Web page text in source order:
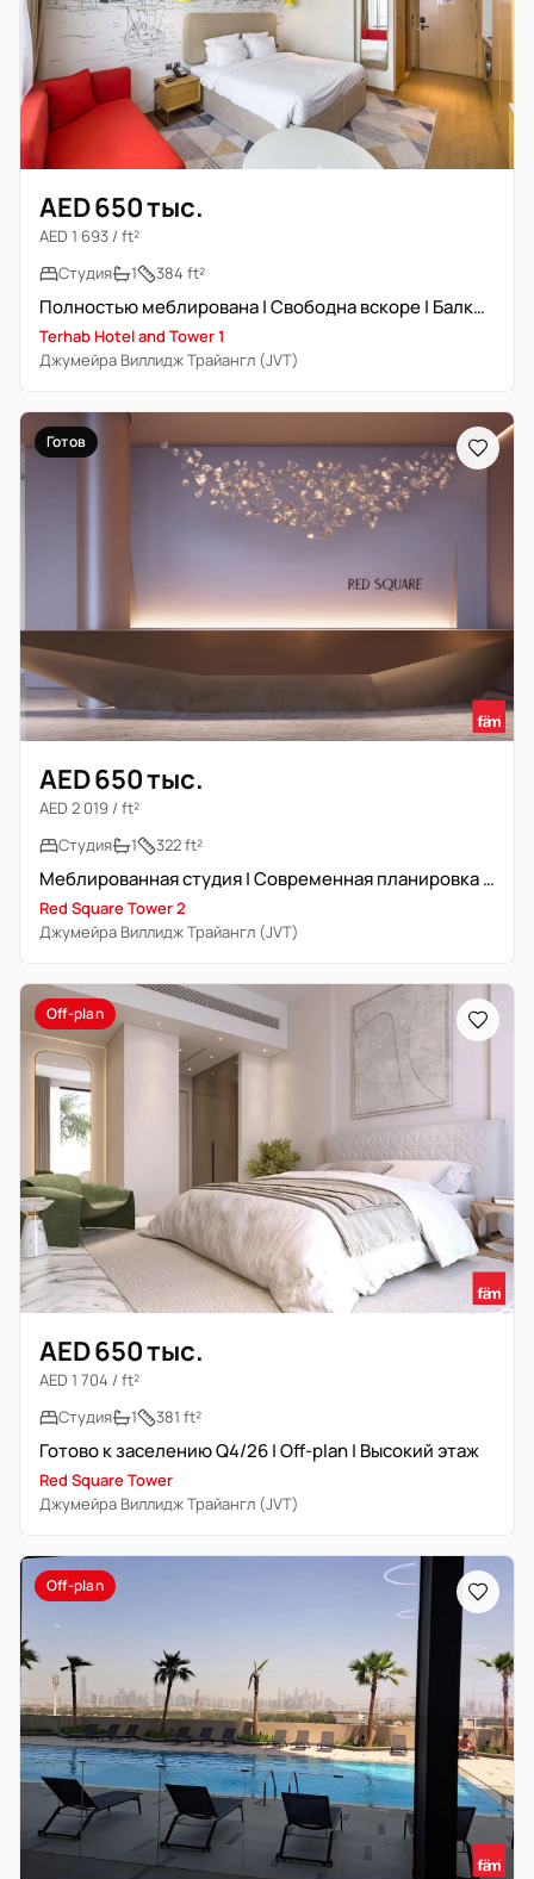
AED 650 тыс.
AED 1 693 / ft²
Студия
1 384 ft²
Полностью меблирована | Свободна вскоре | Балкон | Высокий ROI
Terhab Hotel and Tower 1
Джумейра Виллидж Трайангл (JVT)
Готов
AED 650 тыс.
AED 2 019 / ft²
Студия
1 322 ft²
Меблированная студия | Современная планировка | Ниже опер.
Red Square Tower 2
Джумейра Виллидж Трайангл (JVT)
Off-plan
AED 650 тыс.
AED 1 704 / ft²
Студия
1 381 ft²
Готово к заселению Q4/26 | Off-plan | Высокий этаж
Red Square Tower
Джумейра Виллидж Трайангл (JVT)
Off-plan